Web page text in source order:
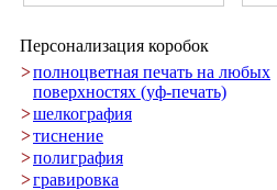
Персонализация коробок
>полноцветная печать на любых
поверхностях (уф-печать)
>шелкография
>тиснение
>полиграфия
>гравировка